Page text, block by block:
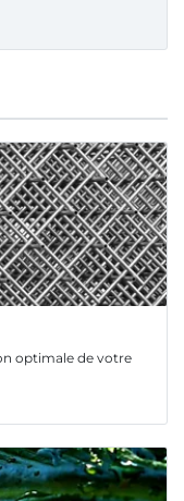
optimale de votre